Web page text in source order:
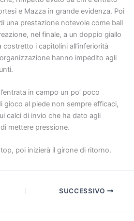
e Mazza in grande evidenza. Poi
una prestazione notevole come ball
nel finale, a un doppio giallo
i capitolini all’inferiorità
hanno impedito agli
in campo un po’ poco
gioco al piede non sempre efficaci,
calci di invio che ha dato agli
mettere pressione.
poi inizierà il girone di ritorno.
SUCCESSIVO